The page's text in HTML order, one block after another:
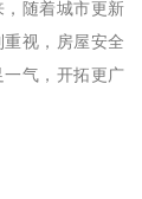
随着城市更新
视，房屋安全
气，开拓更广